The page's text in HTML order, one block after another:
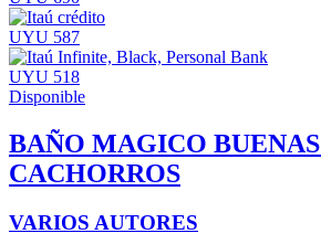
UYU 587
UYU 518
Disponible
BAÑO MAGICO
CACHORROS
VARIOS AUTORES